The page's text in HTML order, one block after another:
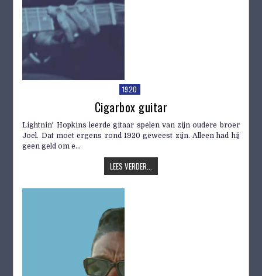
1920
Cigarbox guitar
Lightnin' Hopkins leerde gitaar spelen van zijn oudere broer
Joel. Dat moet ergens rond 1920 geweest zijn. Alleen had hij
geen geld om e...
LEES VERDER...